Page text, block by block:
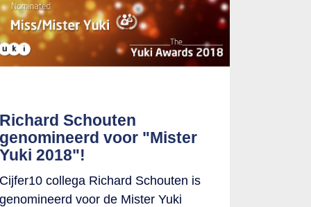
Richard Schouten
genomineerd voor "Mister
Yuki 2018"!
Cijfer10 collega Richard Schouten is
genomineerd voor de Mister Yuki